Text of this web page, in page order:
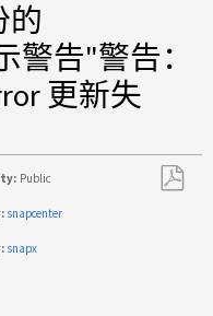
的
警告"警告：
更新失
Public
snapcenter
snapx